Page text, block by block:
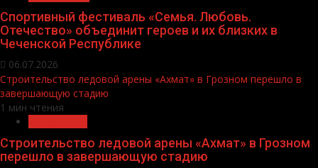
Спортивный фестиваль «Семья. Любовь.
Отечество» объединит героев и их близких в
Чеченской Республике
06.07.2026
Строительство ледовой арены «Ахмат» в Грозном перешло в
завершающую стадию
1 мин чтения
Строительство ледовой арены «Ахмат» в Грозном
перешло в завершающую стадию